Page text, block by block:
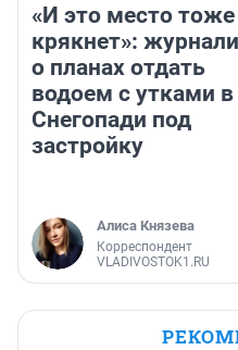
«И это место тоже
крякнет»:
о планах отдать
водоем с утками в
Снегопади под
застройку
Алиса Князева
Корреспондент
VLADIVOSTOK1.RU